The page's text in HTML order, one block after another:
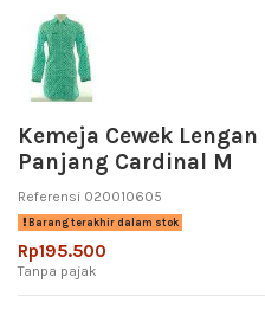
Kemeja Cewek Lengan
Panjang Cardinal M
Referensi 020010605
Barang terakhir dalam stok
Rp195.500
Tanpa pajak